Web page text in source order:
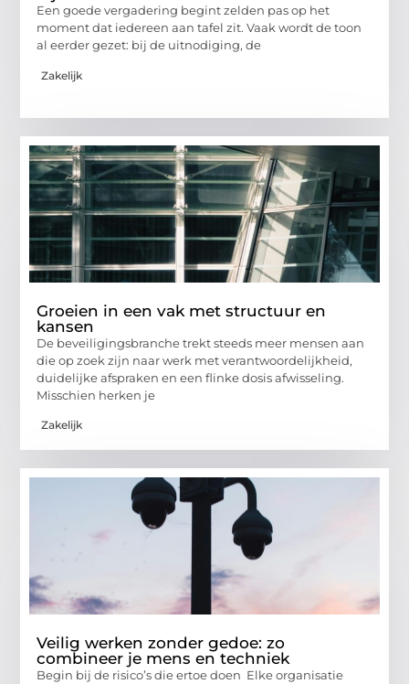
Een goede vergadering begint zelden pas op het
moment dat iedereen aan tafel zit. Vaak wordt de toon
al eerder gezet: bij de uitnodiging, de
Zakelijk
Groeien in een vak met structuur en
kansen
De beveiligingsbranche trekt steeds meer mensen aan
die op zoek zijn naar werk met verantwoordelijkheid,
duidelijke afspraken en een flinke dosis afwisseling.
Misschien herken je
Zakelijk
Veilig werken zonder gedoe: zo
combineer je mens en techniek
Begin bij de risico’s die ertoe doen Elke organisatie